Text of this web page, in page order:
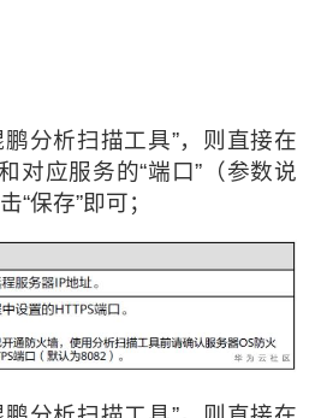
鹏分析扫描工具”，则直接在
对应服务的“端口”（参数说
“保存”即可；